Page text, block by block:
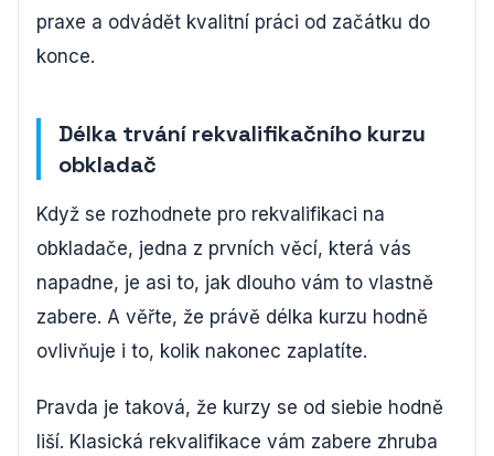
praxe a odvádět kvalitní práci od začátku do
konce.
Délka trvání rekvalifikačního kurzu
obkladač
Když se rozhodnete pro rekvalifikaci na
obkladače, jedna z prvních věcí, která vás
napadne, je asi to, jak dlouho vám to vlastně
zabere. A věřte, že právě délka kurzu hodně
ovlivňuje i to, kolik nakonec zaplatíte.
Pravda je taková, že kurzy se od siebie hodně
liší. Klasická rekvalifikace vám zabere zhruba